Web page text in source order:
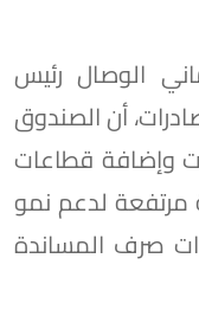
الوصال رئيس
أن الصندوق
وإضافة قطاعات
لدعم نمو
صرف المساندة